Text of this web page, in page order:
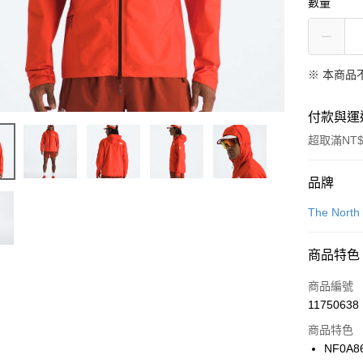
※ 本商品
付款與
超取滿
付款方式
信用卡一
合作金
華南商
上海商
國泰世
LINE Pay
Apple Pay
品牌
The North
商品特色
商品編號
11750638
商品特色